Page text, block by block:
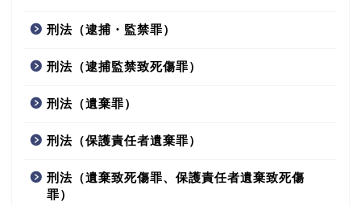
刑法（逮捕・監禁罪）
刑法（逮捕監禁致死傷罪）
刑法（遺棄罪）
刑法（保護責任者遺棄罪）
刑法（遺棄致死傷罪、保護責任者遺棄致死傷
罪）